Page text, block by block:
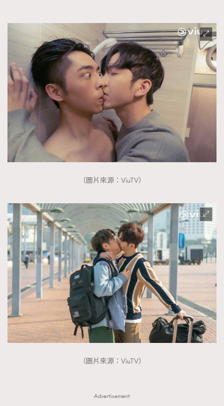
（圖片來源：ViuTV）
（圖片來源：ViuTV）
Advertisement